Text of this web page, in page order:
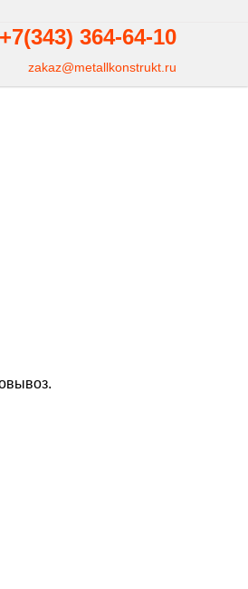
+7(343) 364-64-10
zakaz@metallkonstrukt.ru